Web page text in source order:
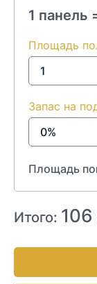
1 панель
Площадь
Запас на
Площадь
Итого: 106